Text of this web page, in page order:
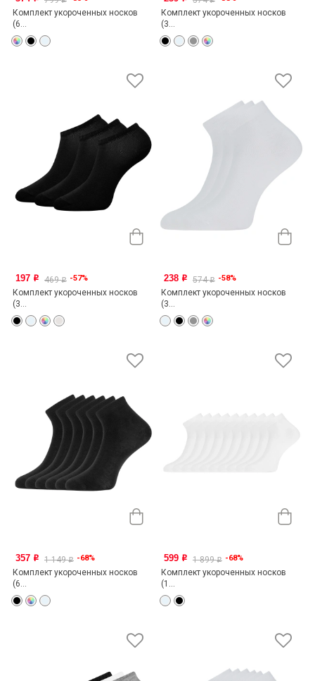
Комплект укороченных носков
(6...
Комплект укороченных носков
(3...
197 o 469o -57%
Комплект укороченных носков
(3...
238 o 574o -58%
Комплект укороченных носков
(3...
357 o 1 149o -68%
Комплект укороченных носков
(6...
599 o 1 899o -68%
Комплект укороченных носков
(1...